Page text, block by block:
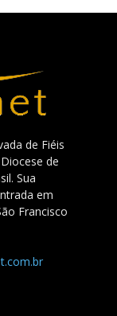
de Fiéis
de
Sua
em
Francisco